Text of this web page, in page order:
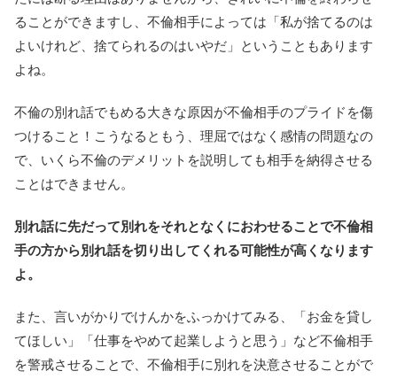
ることができますし、不倫相手によっては「私が捨てるのは
よいけれど、捨てられるのはいやだ」ということもあります
よね。
不倫の別れ話でもめる大きな原因が不倫相手のプライドを傷
つけること！こうなるともう、理屈ではなく感情の問題なの
で、いくら不倫のデメリットを説明しても相手を納得させる
ことはできません。
別れ話に先だって別れをそれとなくにおわせることで不倫相
手の方から別れ話を切り出してくれる可能性が高くなります
よ。
また、言いがかりでけんかをふっかけてみる、「お金を貸し
てほしい」「仕事をやめて起業しようと思う」など不倫相手
を警戒させることで、不倫相手に別れを決意させることがで